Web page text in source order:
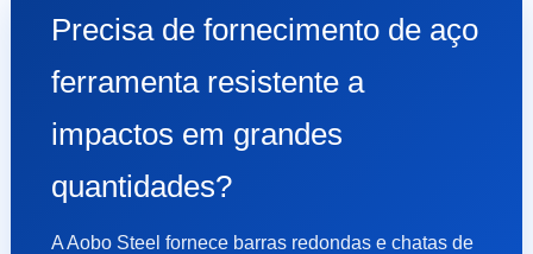
Precisa de fornecimento de aço
ferramenta resistente a
impactos em grandes
quantidades?
A Aobo Steel fornece barras redondas e chatas de